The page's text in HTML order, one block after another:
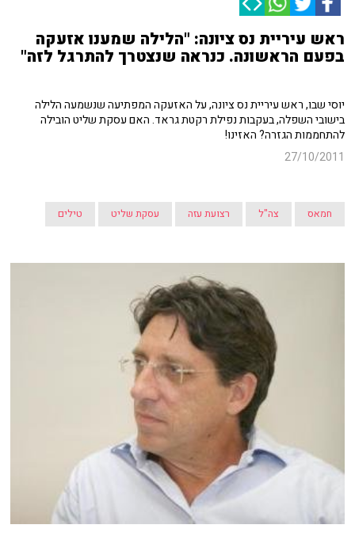
ראש עיריית נס ציונה: "הלילה שמענו אזעקה
בפעם הראשונה. כנראה שנצטרך להתרגל לזה"
יוסי שבו, ראש עיריית נס ציונה, על האזעקה המפתיעה שנשמעה הלילה
בישובי השפלה, בעקבות נפילת רקטת גראד. האם עסקת שליט הובילה
להתחממות הגזרה? האזינו!
27/10/2011
חמאס צה"ל רצועת עזה עסקת שליט טילים